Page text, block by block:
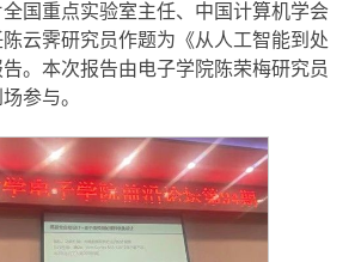
国重点实验室主任、中国计算机学会
云霁研究员作题为《从人工智能到处
。本次报告由电子学院陈荣梅研究员
参与。